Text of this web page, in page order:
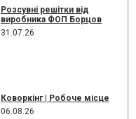
Розсувні решітки від
виробника ФОП Борцов
31.07.26
Коворкінг | Робоче місце
06.08.26